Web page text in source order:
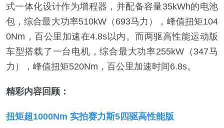
式一体化设计作为增程器，并配备容量35kWh的电池
包，综合最大功率510kW（693马力），峰值扭矩104
0Nm，百公里加速在4.8s以内。而两驱高性能运动版
车型搭载了一台电机，综合最大功率255kW（347马
力），峰值扭矩520Nm，百公里加速时间6.8s。
精彩内容回顾：
扭矩超1000Nm 实拍赛力斯5四驱高性能版